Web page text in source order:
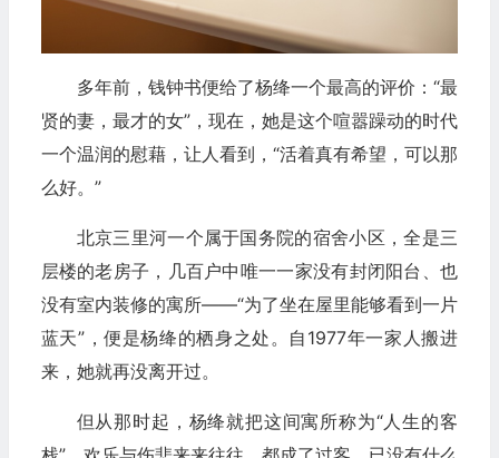
多年前，钱钟书便给了杨绛一个最高的评价：“最
贤的妻，最才的女”，现在，她是这个喧嚣躁动的时代
一个温润的慰藉，让人看到，“活着真有希望，可以那
么好。”
北京三里河一个属于国务院的宿舍小区，全是三
层楼的老房子，几百户中唯一一家没有封闭阳台、也
没有室内装修的寓所——“为了坐在屋里能够看到一片
蓝天”，便是杨绛的栖身之处。自1977年一家人搬进
来，她就再没离开过。
但从那时起，杨绛就把这间寓所称为“人生的客